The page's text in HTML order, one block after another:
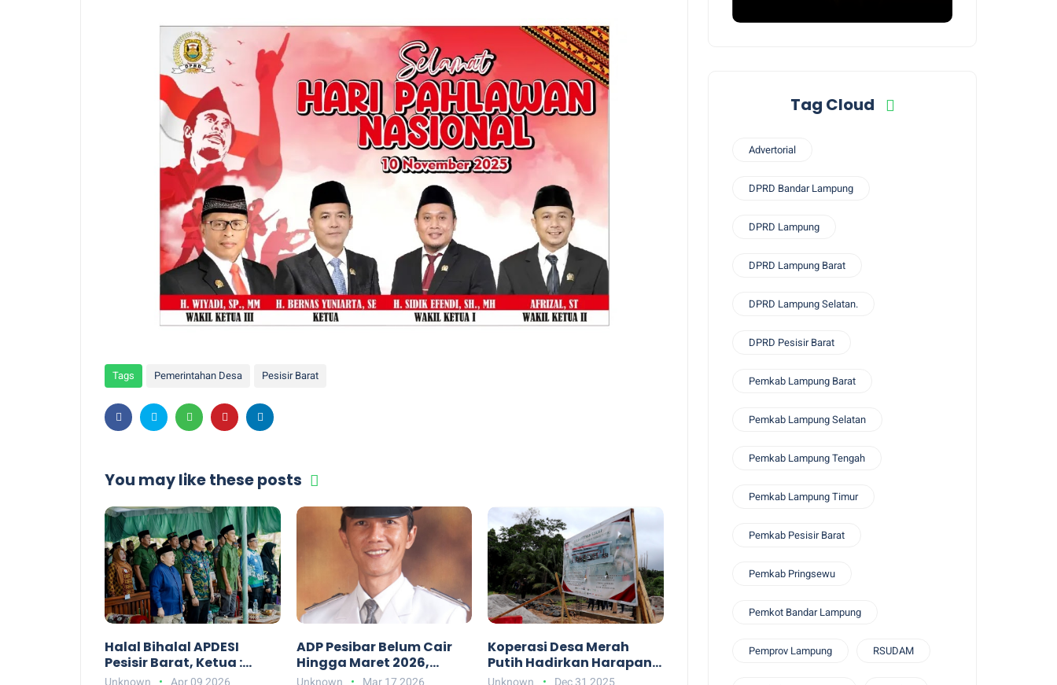
Tags Pemerintahan Desa Pesisir Barat
You may like these posts
Halal Bihalal APDESI
Pesisir Barat, Ketua :
Ajang Silaturahmi jadi
Unknown Apr 09 2026
ADP Pesibar Belum Cair
Hingga Maret 2026,
Apdesi Pastikan
Unknown Mar 17 2026
Koperasi Desa Merah
Putih Hadirkan Harapan
Baru bagi Kesejahteraan
Unknown Dec 31 2025
Tag Cloud
Advertorial
DPRD Bandar Lampung
DPRD Lampung
DPRD Lampung Barat
DPRD Lampung Selatan.
DPRD Pesisir Barat
Pemkab Lampung Barat
Pemkab Lampung Selatan
Pemkab Lampung Tengah
Pemkab Lampung Timur
Pemkab Pesisir Barat
Pemkab Pringsewu
Pemkot Bandar Lampung
Pemprov Lampung RSUDAM